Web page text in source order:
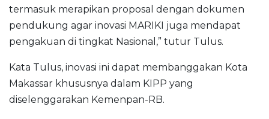
termasuk merapikan proposal dengan dokumen
pendukung agar inovasi MARIKI juga mendapat
pengakuan di tingkat Nasional,” tutur Tulus.
Kata Tulus, inovasi ini dapat membanggakan Kota
Makassar khususnya dalam KIPP yang
diselenggarakan Kemenpan-RB.